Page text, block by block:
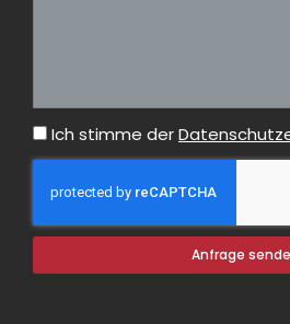
Ich stimme der
Anfrage